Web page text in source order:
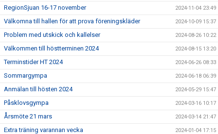
RegionSjuan 16-17 november 2024-11-04 23:49
Välkomna till hallen för att prova föreningskläder 2024-10-09 15:37
Problem med utskick och kallelser 2024-08-26 10:22
Välkommen till höstterminen 2024 2024-08-15 13:20
Terminstider HT 2024 2024-06-26 08:33
Sommargympa 2024-06-18 06:39
Anmälan till hösten 2024 2024-05-29 15:47
Påsklovsgympa 2024-03-16 10:17
Årsmöte 21 mars 2024-03-14 21:47
Extra träning varannan vecka 2024-01-04 17:15